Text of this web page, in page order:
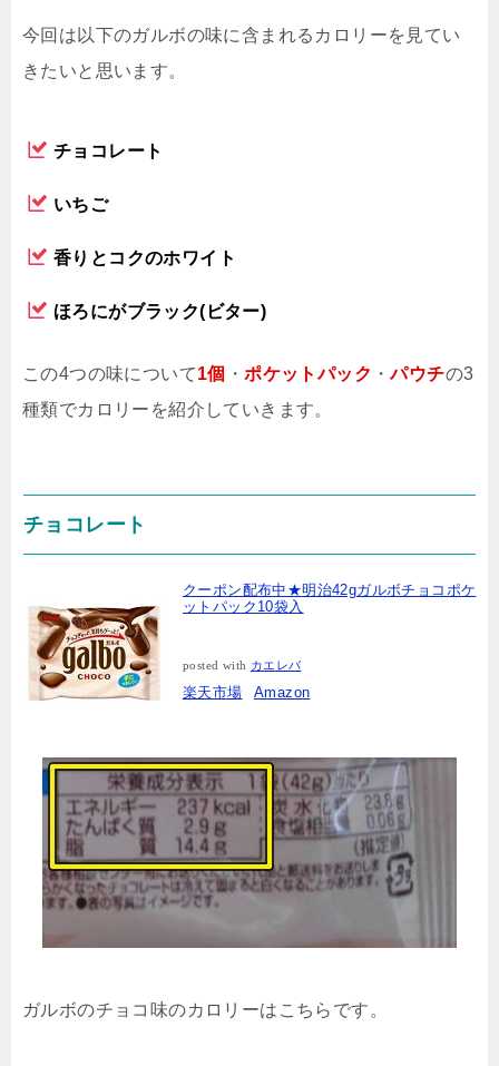
今回は以下のガルボの味に含まれるカロリーを見てい
きたいと思います。
チョコレート
いちご
香りとコクのホワイト
ほろにがブラック(ビター)
この4つの味について1個 ・ポケットパック ・パウチの3
種類でカロリーを紹介していきます。
チョコレート
クーポン配布中★明治42gガルボチョコポケ
ットパック10袋入
posted with カエレバ
楽天市場 Amazon
ガルボのチョコ味のカロリーはこちらです。